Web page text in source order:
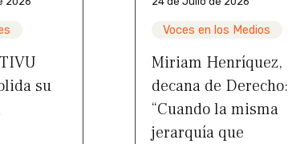
su
Voces en los Medios
Miriam Henríquez,
decana de Derecho:
“Cuando la misma
jerarquía que